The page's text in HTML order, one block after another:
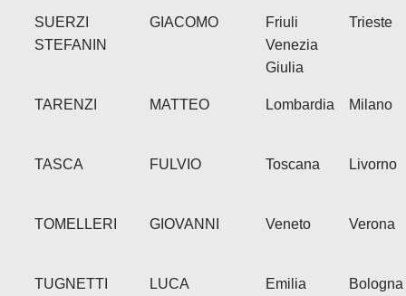
SUERZI
STEFANIN
GIACOMO
Friuli
Venezia
Giulia
Trieste
TARENZI MATTEO Lombardia Milano
TASCA FULVIO Toscana Livorno
TOMELLERI GIOVANNI Veneto Verona
TUGNETTI LUCA
Emilia
Bologna